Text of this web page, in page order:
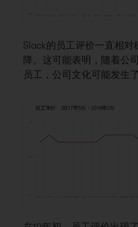
Slack的员工评价一直相对
降。这可能表明，随着公
员工，公司文化可能发生